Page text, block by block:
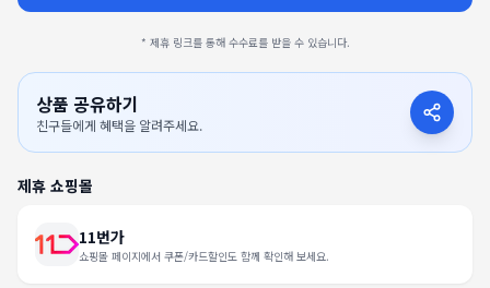
* 제휴 링크를 통해 수수료를 받을 수 있습니다.
상품 공유하기
친구들에게 혜택을 알려주세요.
제휴 쇼핑몰
11번가
쇼핑몰 페이지에서 쿠폰/카드할인도 함께 확인해 보세요.